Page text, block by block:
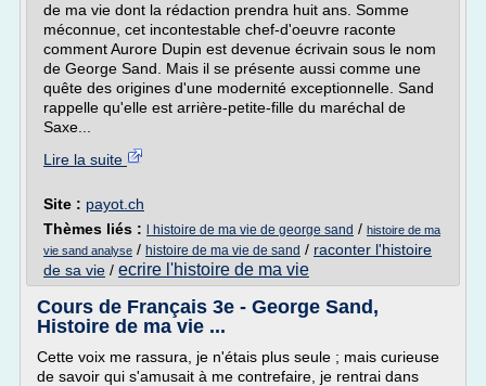
de ma vie dont la rédaction prendra huit ans. Somme
méconnue, cet incontestable chef-d'oeuvre raconte
comment Aurore Dupin est devenue écrivain sous le nom
de George Sand. Mais il se présente aussi comme une
quête des origines d'une modernité exceptionnelle. Sand
rappelle qu'elle est arrière-petite-fille du maréchal de
Saxe...
Lire la suite
Site : payot.ch
Thèmes liés :
l histoire de ma vie de george sand / histoire de ma
vie sand analyse / histoire de ma vie de sand / raconter l'histoire
de sa vie / ecrire l'histoire de ma vie
Cours de Français 3e - George Sand,
Histoire de ma vie ...
Cette voix me rassura, je n'étais plus seule ; mais curieuse
de savoir qui s'amusait à me contrefaire, je rentrai dans